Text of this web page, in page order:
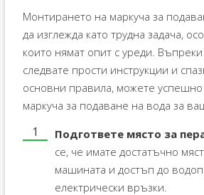
Монтирането на маркуча за
да изглежда като трудна задача,
които нямат опит с уреди. Въпреки
следвате прости инструкции и
основни правила, можете успешно
маркуча за подаване на вода за
Подгответе място за
се, че имате достатъчно
машината и достъп до
електрически връзки.